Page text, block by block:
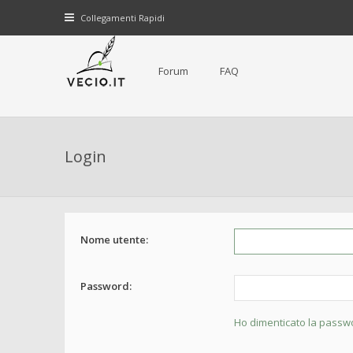
Collegamenti Rapidi
Forum FAQ
Login
Nome utente:
Password:
Ho dimenticato la